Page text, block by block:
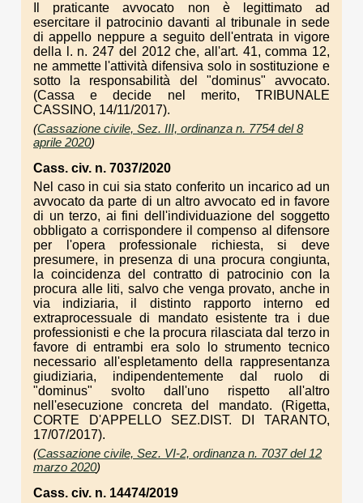
Il praticante avvocato non è legittimato ad
esercitare il patrocinio davanti al tribunale in sede
di appello neppure a seguito dell'entrata in vigore
della l. n. 247 del 2012 che, all'art. 41, comma 12,
ne ammette l'attività difensiva solo in sostituzione e
sotto la responsabilità del "dominus" avvocato.
(Cassa e decide nel merito, TRIBUNALE
CASSINO, 14/11/2017).
(Cassazione civile, Sez. III, ordinanza n. 7754 del 8
aprile 2020)
Cass. civ. n. 7037/2020
Nel caso in cui sia stato conferito un incarico ad un
avvocato da parte di un altro avvocato ed in favore
di un terzo, ai fini dell'individuazione del soggetto
obbligato a corrispondere il compenso al difensore
per l'opera professionale richiesta, si deve
presumere, in presenza di una procura congiunta,
la coincidenza del contratto di patrocinio con la
procura alle liti, salvo che venga provato, anche in
via indiziaria, il distinto rapporto interno ed
extraprocessuale di mandato esistente tra i due
professionisti e che la procura rilasciata dal terzo in
favore di entrambi era solo lo strumento tecnico
necessario all'espletamento della rappresentanza
giudiziaria, indipendentemente dal ruolo di
"dominus" svolto dall'uno rispetto all'altro
nell'esecuzione concreta del mandato. (Rigetta,
CORTE D'APPELLO SEZ.DIST. DI TARANTO,
17/07/2017).
(Cassazione civile, Sez. VI-2, ordinanza n. 7037 del 12
marzo 2020)
Cass. civ. n. 14474/2019